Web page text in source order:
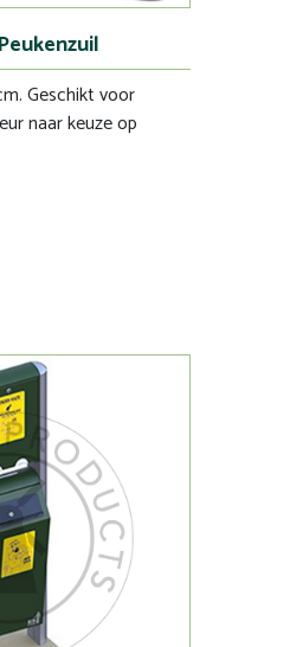
Geschikt voor
naar keuze op